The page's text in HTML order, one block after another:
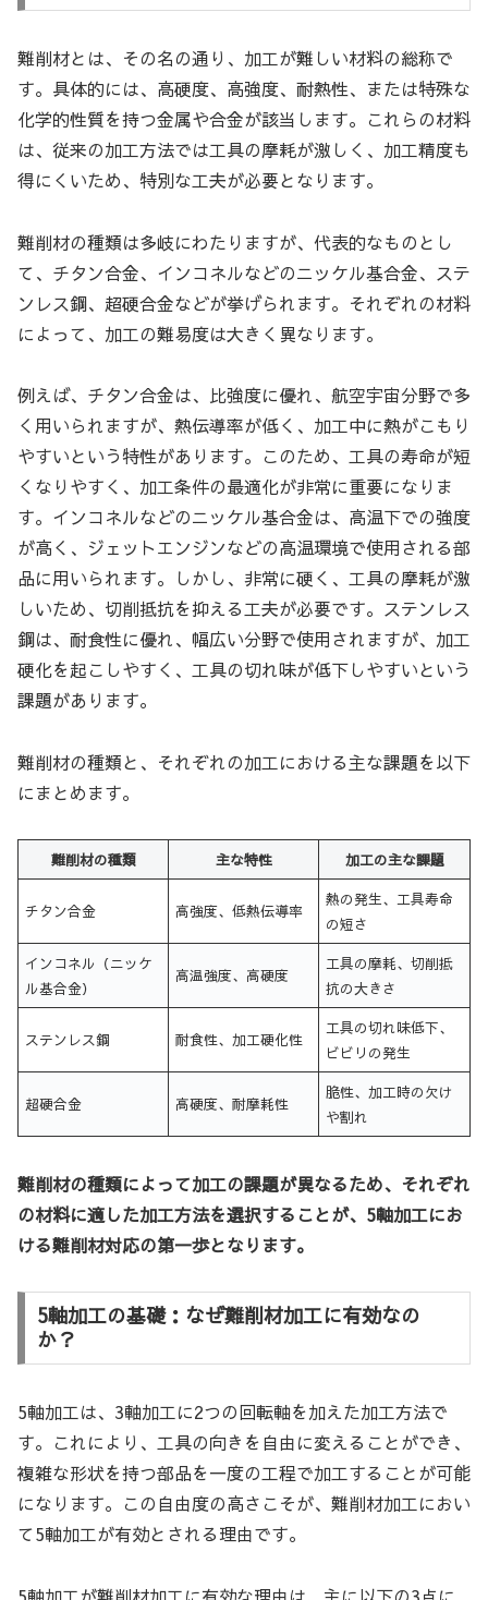
難削材とは、その名の通り、加工が難しい材料の総称で
す。具体的には、高硬度、高強度、耐熱性、または特殊な
化学的性質を持つ金属や合金が該当します。これらの材料
は、従来の加工方法では工具の摩耗が激しく、加工精度も
得にくいため、特別な工夫が必要となります。
難削材の種類は多岐にわたりますが、代表的なものとし
て、チタン合金、インコネルなどのニッケル基合金、ステ
ンレス鋼、超硬合金などが挙げられます。それぞれの材料
によって、加工の難易度は大きく異なります。
例えば、チタン合金は、比強度に優れ、航空宇宙分野で多
く用いられますが、熱伝導率が低く、加工中に熱がこもり
やすいという特性があります。このため、工具の寿命が短
くなりやすく、加工条件の最適化が非常に重要になりま
す。インコネルなどのニッケル基合金は、高温下での強度
が高く、ジェットエンジンなどの高温環境で使用される部
品に用いられます。しかし、非常に硬く、工具の摩耗が激
しいため、切削抵抗を抑える工夫が必要です。ステンレス
鋼は、耐食性に優れ、幅広い分野で使用されますが、加工
硬化を起こしやすく、工具の切れ味が低下しやすいという
課題があります。
難削材の種類と、それぞれの加工における主な課題を以下
にまとめます。
難削材の種類 主な特性 加工の主な課題
チタン合金 高強度、低熱伝導率
熱の発生、工具寿命
の短さ
インコネル（ニッケ
ル基合金）
高温強度、高硬度
工具の摩耗、切削抵
抗の大きさ
ステンレス鋼 耐食性、加工硬化性
工具の切れ味低下、
ビビリの発生
超硬合金 高硬度、耐摩耗性
脆性、加工時の欠け
や割れ
難削材の種類によって加工の課題が異なるため、それぞれ
の材料に適した加工方法を選択することが、5軸加工にお
ける難削材対応の第一歩となります。
5軸加工の基礎：なぜ難削材加工に有効なの
か？
5軸加工は、3軸加工に2つの回転軸を加えた加工方法で
す。これにより、工具の向きを自由に変えることができ、
複雑な形状を持つ部品を一度の工程で加工することが可能
になります。この自由度の高さこそが、難削材加工におい
て5軸加工が有効とされる理由です。